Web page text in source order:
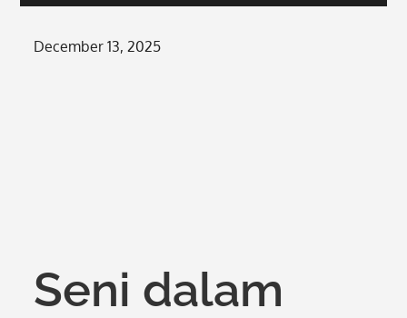
Posted
December 13, 2025
Seni dalam